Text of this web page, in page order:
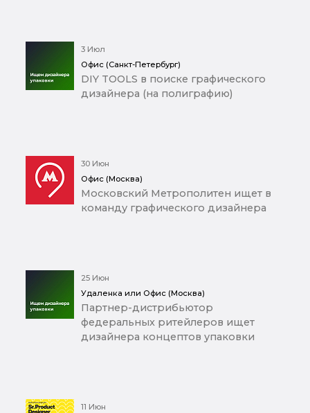
3 Июл
Офис (Санкт-Петербург)
DIY TOOLS в поиске графического
дизайнера (на полиграфию)
30 Июн
Офис (Москва)
Московский Метрополитен ищет в
команду графического дизайнера
25 Июн
Удаленка или Офис (Москва)
Партнер-дистрибьютор
федеральных ритейлеров ищет
дизайнера концептов упаковки
11 Июн